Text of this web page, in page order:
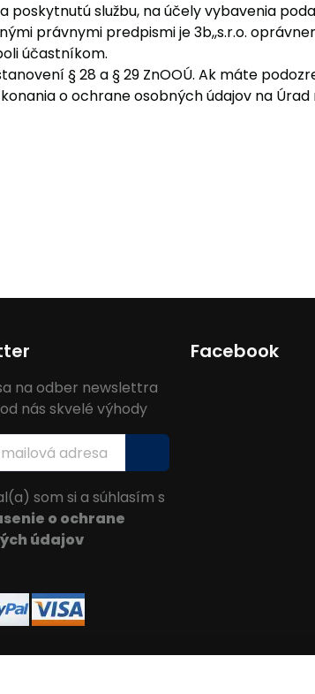
službu, na účely vybavenia
právnymi predpismi je 3b,,s.r.o.
účastníkom.
§ 28 a § 29 ZnOOÚ. Ak máte
o ochrane osobných údajov na
na odber newslettra
nás skvelé výhody
som si a súhlasím s
o ochrane
údajov
Facebook